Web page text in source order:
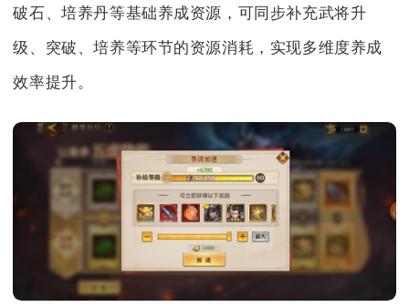
破石、培养丹等基础养成资源，可同步补充武将升
级、突破、培养等环节的资源消耗，实现多维度养成
效率提升。